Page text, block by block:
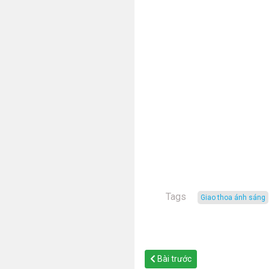
Tags giao thoa ánh sáng
Bài trước